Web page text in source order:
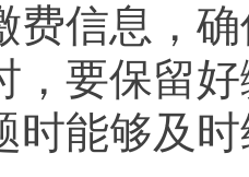
费信息，
，要保留
时能够及